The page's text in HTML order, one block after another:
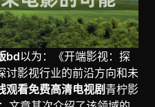
bd以为：《开端影视：探
讨影视行业的前沿方向和未
观看免费高清电视剧 青柠影